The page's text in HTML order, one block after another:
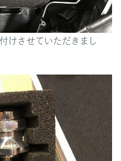
けさせていただきまし